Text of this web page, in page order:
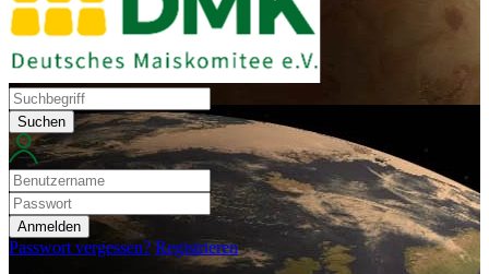
Suchen
Anmelden
Passwort vergessen? Registrieren